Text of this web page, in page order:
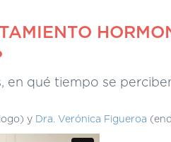
en qué tiempo se
y Dra. Verónica Figueroa